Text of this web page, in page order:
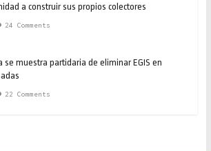
a construir sus propios colectores
24 Comments
se muestra partidaria de eliminar EGIS en
22 Comments